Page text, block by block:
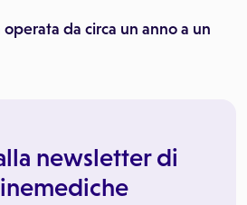
da circa un anno a un
newsletter di